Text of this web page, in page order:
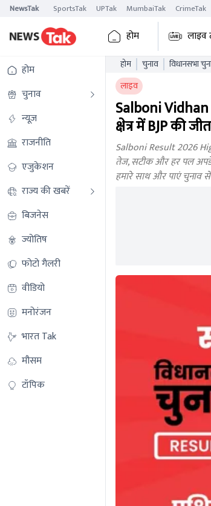
NewsTak SportsTak UPTak MumbaiTak CrimeTak
होम लाइव
होम
चुनाव
न्यूज़
राजनीति
एजुकेशन
राज्य की खबरें
बिजनेस
ज्योतिष
फोटो गैलरी
वीडियो
मनोरंजन
भारत Tak
मौसम
टॉपिक
होम चुनाव विधानसभा
लाइव
Salboni Vidhan
क्षेत्र में BJP की
Salboni Result 2026
तेज, सटीक और हर पल अपडेट
हमारे साथ और पाएं चुनाव